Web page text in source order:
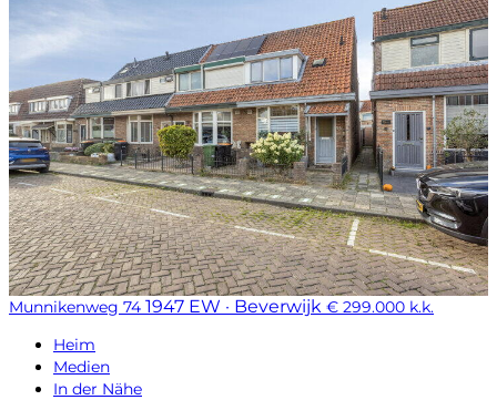
Munnikenweg 74 1947 EW · Beverwijk € 299.000 k.k.
Heim
Medien
In der Nähe